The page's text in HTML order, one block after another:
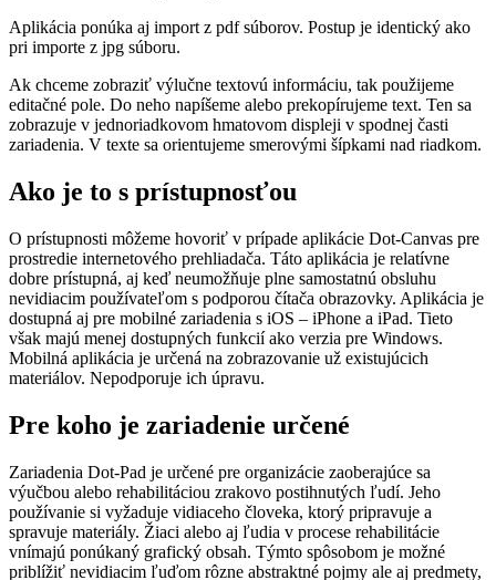
Aplikácia ponúka aj import z pdf súborov. Postup je identický ako
pri importe z jpg súboru.
Ak chceme zobraziť výlučne textovú informáciu, tak použijeme
editačné pole. Do neho napíšeme alebo prekopírujeme text. Ten sa
zobrazuje v jednoriadkovom hmatovom displeji v spodnej časti
zariadenia. V texte sa orientujeme smerovými šípkami nad riadkom.
Ako je to s prístupnosťou
O prístupnosti môžeme hovoriť v prípade aplikácie Dot-Canvas pre
prostredie internetového prehliadača. Táto aplikácia je relatívne
dobre prístupná, aj keď neumožňuje plne samostatnú obsluhu
nevidiacim používateľom s podporou čítača obrazovky. Aplikácia je
dostupná aj pre mobilné zariadenia s iOS – iPhone a iPad. Tieto
však majú menej dostupných funkcií ako verzia pre Windows.
Mobilná aplikácia je určená na zobrazovanie už existujúcich
materiálov. Nepodporuje ich úpravu.
Pre koho je zariadenie určené
Zariadenia Dot-Pad je určené pre organizácie zaoberajúce sa
výučbou alebo rehabilitáciou zrakovo postihnutých ľudí. Jeho
používanie si vyžaduje vidiaceho človeka, ktorý pripravuje a
spravuje materiály. Žiaci alebo aj ľudia v procese rehabilitácie
vnímajú ponúkaný grafický obsah. Týmto spôsobom je možné
priblížiť nevidiacim ľuďom rôzne abstraktné pojmy ale aj predmety,